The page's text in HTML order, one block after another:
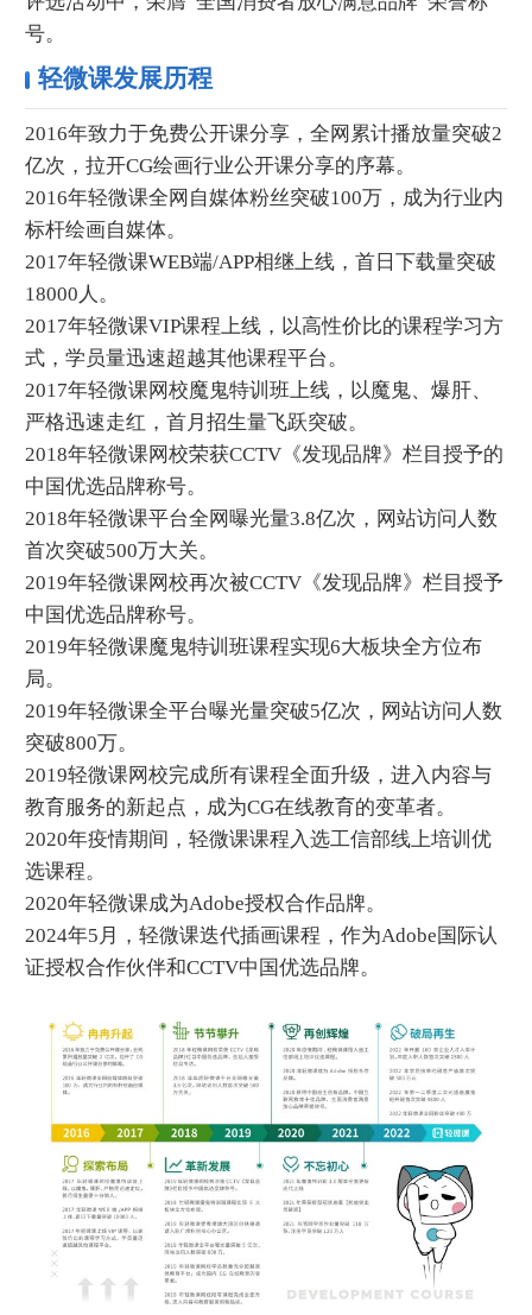
号。
轻微课发展历程
2016年致力于免费公开课分享，全网累计播放量突破2
亿次，拉开CG绘画行业公开课分享的序幕。
2016年轻微课全网自媒体粉丝突破100万，成为行业内
标杆绘画自媒体。
2017年轻微课WEB端/APP相继上线，首日下载量突破
18000人。
2017年轻微课VIP课程上线，以高性价比的课程学习方
式，学员量迅速超越其他课程平台。
2017年轻微课网校魔鬼特训班上线，以魔鬼、爆肝、
严格迅速走红，首月招生量飞跃突破。
2018年轻微课网校荣获CCTV《发现品牌》栏目授予的
中国优选品牌称号。
2018年轻微课平台全网曝光量3.8亿次，网站访问人数
首次突破500万大关。
2019年轻微课网校再次被CCTV《发现品牌》栏目授予
中国优选品牌称号。
2019年轻微课魔鬼特训班课程实现6大板块全方位布
局。
2019年轻微课全平台曝光量突破5亿次，网站访问人数
突破800万。
2019轻微课网校完成所有课程全面升级，进入内容与
教育服务的新起点，成为CG在线教育的变革者。
2020年疫情期间，轻微课课程入选工信部线上培训优
选课程。
2020年轻微课成为Adobe授权合作品牌。
2024年5月，轻微课迭代插画课程，作为Adobe国际认
证授权合作伙伴和CCTV中国优选品牌。